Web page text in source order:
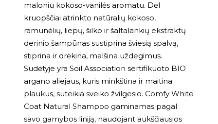
maloniu kokoso-vanilės aromatu. Dėl
kruopščiai atrinkto natūralių kokoso,
ramunėlių, liepų, šilko ir šaltalankių ekstraktų
derinio šampūnas sustiprina šviesią spalvą,
stiprina ir drėkina, malšina uždegimus.
Sudėtyje yra Soil Association sertifikuoto BIO
argano aliejaus, kuris minkština ir maitina
plaukus, suteikia sveiko žvilgesio. Comfy White
Coat Natural Shampoo gaminamas pagal
savo gamybos liniją, naudojant aukščiausios